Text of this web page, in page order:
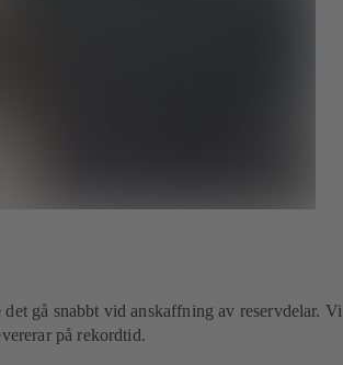
gå snabbt vid anskaffning av reservdelar. Vi
på rekordtid.